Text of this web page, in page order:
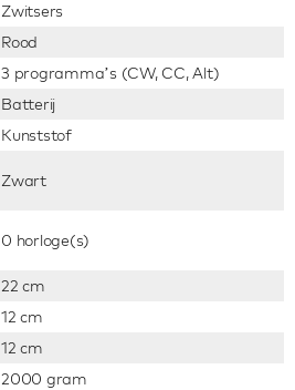
Zwitsers
Rood
3 programma’s (CW, CC, Alt)
Batterij
Kunststof
Zwart
0 horloge(s)
22 cm
12 cm
12 cm
2000 gram